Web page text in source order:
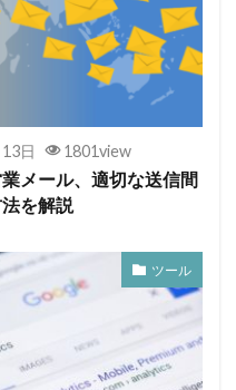
日 1801view
メール、適切な送信間
を解説
ツール